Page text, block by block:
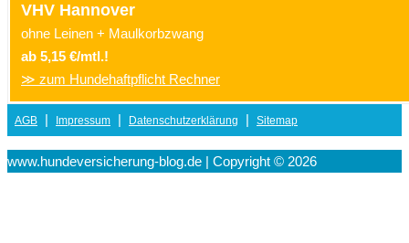
VHV Hannover
ohne Leinen + Maulkorbzwang
ab 5,15 €/mtl.!
≫ zum Hundehaftpflicht Rechner
AGB | Impressum | Datenschutzerklärung | Sitemap
www.hundeversicherung-blog.de | Copyright © 2026